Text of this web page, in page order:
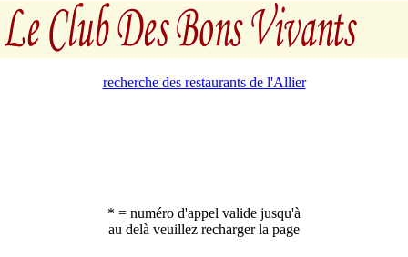
recherche des restaurants de l'Allier
* = numéro d'appel valide jusqu'à
au delà veuillez recharger la page